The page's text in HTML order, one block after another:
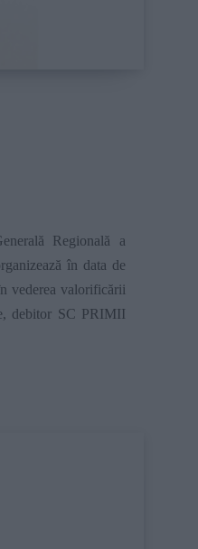
Regională a
în data de
vederea valorificării
debitor SC PRIMII